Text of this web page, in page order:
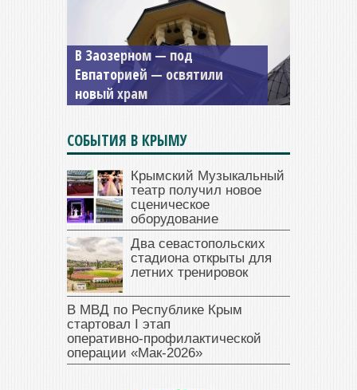
Мужской монастырь Косьмы
и Дамиана в Крыму вновь
открыт для посещения
СОБЫТИЯ В КРЫМУ
Крымский Музыкальный
театр получил новое
сценическое
оборудование
Два севастопольских
стадиона открыты для
летних тренировок
В МВД по Республике Крым
стартовал I этап
оперативно‑профилактической
операции «Мак‑2026»